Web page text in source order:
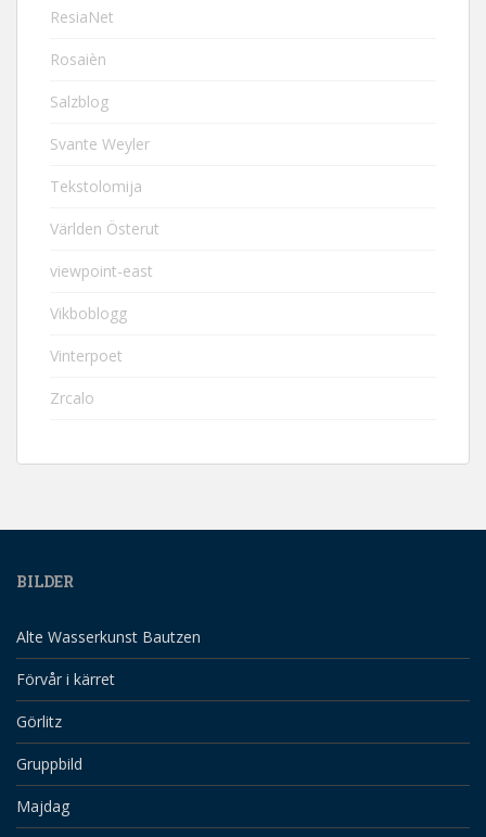
ResiaNet
Rosaièn
Salzblog
Svante Weyler
Tekstolomija
Världen Österut
viewpoint-east
Vikboblogg
Vinterpoet
Zrcalo
BILDER
Alte Wasserkunst Bautzen
Förvår i kärret
Görlitz
Gruppbild
Majdag